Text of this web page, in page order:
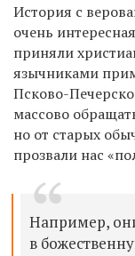
История с
очень
приняли
язычниками
Псково-
массово
но от старых
прозвали нас
Например,
в